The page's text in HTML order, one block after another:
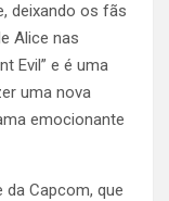
deixando os fãs
Alice nas
Evil” e é uma
uma nova
emocionante
da Capcom, que